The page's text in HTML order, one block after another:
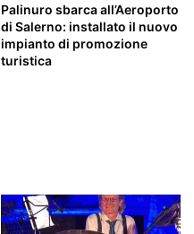
Palinuro sbarca all’Aeroporto
di Salerno: installato il nuovo
impianto di promozione
turistica